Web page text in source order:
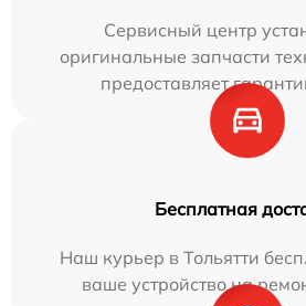
Сервисный центр
оригинальные запчасти
предоставляет
Бесплатная
Наш курьер в Тольятти
ваше устройство на